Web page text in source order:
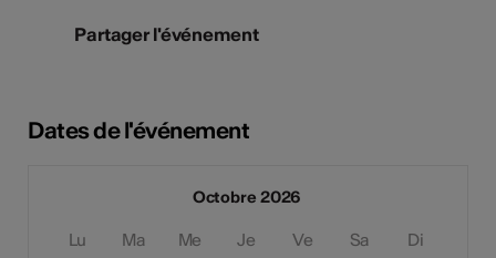
Partager l'événement
Dates de l'événement
Octobre 2026
Lu Ma Me Je Ve Sa Di